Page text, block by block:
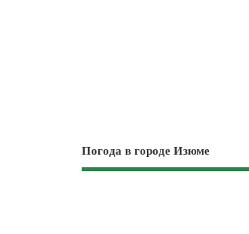
Погода в городе Изюме